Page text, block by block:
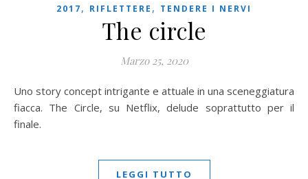
2017, RIFLETTERE , TENDERE I NERVI
The circle
Marzo 25, 2020
Uno story concept intrigante e attuale in una sceneggiatura
fiacca. The Circle, su Netflix, delude soprattutto per il
finale.
LEGGI TUTTO